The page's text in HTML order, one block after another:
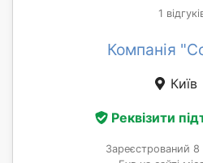
1
Компанія
Київ
Реквізити
Зареєстрований 8